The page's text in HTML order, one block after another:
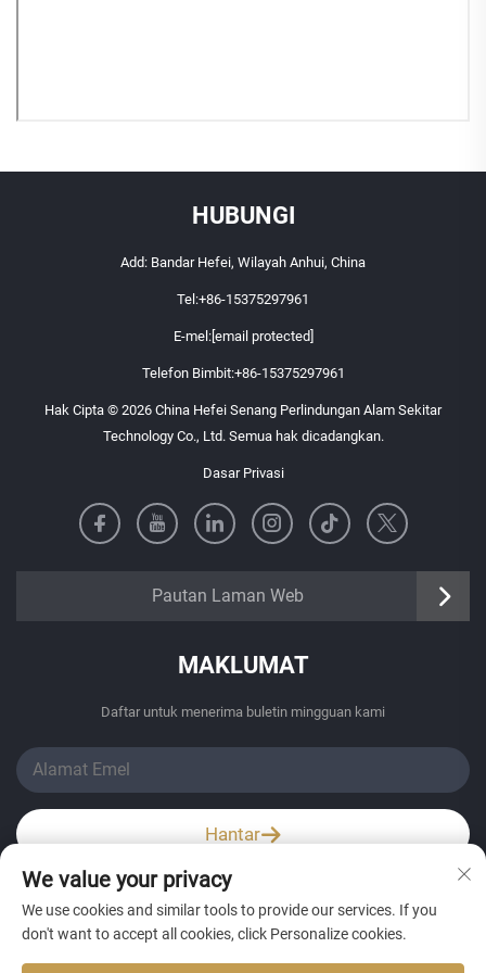
HUBUNGI
Add: Bandar Hefei, Wilayah Anhui, China
Tel:+86-15375297961
E-mel:[email protected]
Telefon Bimbit:+86-15375297961
Hak Cipta © 2026 China Hefei Senang Perlindungan Alam Sekitar
Technology Co., Ltd. Semua hak dicadangkan.
Dasar Privasi
Pautan Laman Web
https://senangbz.en.alibaba.com
MAKLUMAT
Daftar untuk menerima buletin mingguan kami
Hantar
Wechat / Whatsapp
We value your privacy
We use cookies and similar tools to provide our services. If you
don't want to accept all cookies, click Personalize cookies.